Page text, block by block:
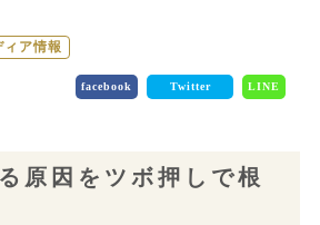
ィア情報
facebook Twitter LINE
原因をツボ押しで根